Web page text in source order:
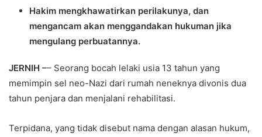
Hakim mengkhawatirkan perilakunya, dan
mengancam akan menggandakan hukuman jika
mengulang perbuatannya.
JERNIH –– Seorang bocah lelaki usia 13 tahun yang
memimpin sel neo-Nazi dari rumah neneknya divonis dua
tahun penjara dan menjalani rehabilitasi.
Terpidana, yang tidak disebut nama dengan alasan hukum,